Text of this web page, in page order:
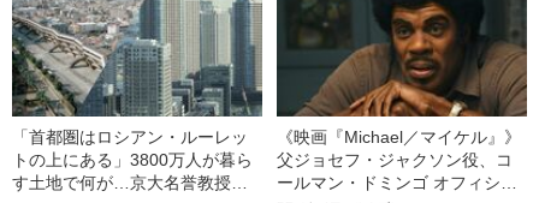
「首都圏はロシアン・ルーレッ
トの上にある」3800万人が暮ら
す土地で何が…京大名誉教授が
《映画『Michael／マイケル』》
父ジョセフ・ジャクソン役、コ
ールマン・ドミンゴ オフィシャ